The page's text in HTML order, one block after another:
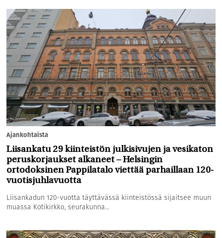
Ajankohtaista
Liisankatu 29 kiinteistön julkisivujen ja vesikaton
peruskorjaukset alkaneet – Helsingin
ortodoksinen Pappilatalo viettää parhaillaan 120-
vuotisjuhlavuotta
Liisankadun 120-vuotta täyttävässä kiinteistössä sijaitsee muun
muassa Kotikirkko, seurakunna...